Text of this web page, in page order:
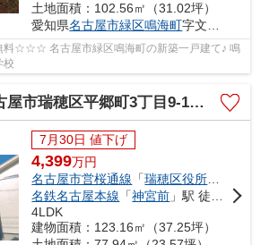
土地面積：102.56㎡（31.02坪）
愛知県名古屋市緑区鳴海町字文木54-2
☆☆☆ 名古屋市緑区鳴海町の新築一戸建て♪ 鳴
校
瑞穂区平郷町3丁目9-1【仲介手数料無料】新築一戸建て 1号棟
7月30日 値下げ
4,399万円
名古屋市営桜通線 「瑞穂区役所
名鉄名古屋本線 「神宮前 」駅 徒歩20分
4LDK
建物面積：123.16㎡（37.25坪）